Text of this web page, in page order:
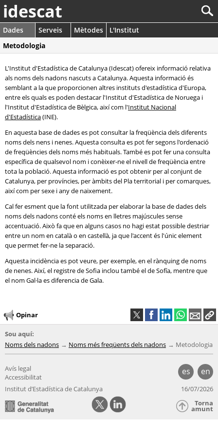
idescat
Dades Serveis Mètodes
L'Institut
Metodologia
L'Institut d'Estadística de Catalunya (Idescat) ofereix informació relativa
als noms dels nadons nascuts a Catalunya. Aquesta informació és
semblant a la que proporcionen altres instituts d'estadística d'Europa,
entre els quals es poden destacar l'Institut d'Estadística de Noruega i
l'Institut d'Estadística de Bèlgica, així com l'Institut Nacional
d'Estadística(INE).
En aquesta base de dades es pot consultar la freqüència dels diferents
noms dels nens i nenes. Aquesta consulta es pot fer segons l'ordenació
de freqüències dels noms més habituals. També es pot fer una consulta
específica de qualsevol nom i conèixer-ne el nivell de freqüència entre
tota la població. Aquesta informació es pot obtenir per al conjunt de
Catalunya, per províncies, per àmbits del Pla territorial i per comarques,
així com per sexe i any de naixement.
Cal fer esment que la font utilitzada per elaborar la base de dades dels
noms dels nadons conté els noms en lletres majúscules sense
accentuació. Això fa que en alguns casos no hagi estat possible destriar
entre un nom en català o en castellà, ja que l'accent és l'únic element
que permet fer-ne la separació.
Aquesta incidència es pot veure, per exemple, en el rànquing de noms
de nenes. Així, el registre de Sofia inclou també el de Sofía, mentre que
el nom Gal·la es diferencia de Gala.
Opinar
Sou aquí:
Noms dels nadons
Noms més freqüents dels nadons Metodologia
es en
Avís legal
Accessibilitat
Institut d’Estadística de Catalunya
16/07/2026
Torna
amunt